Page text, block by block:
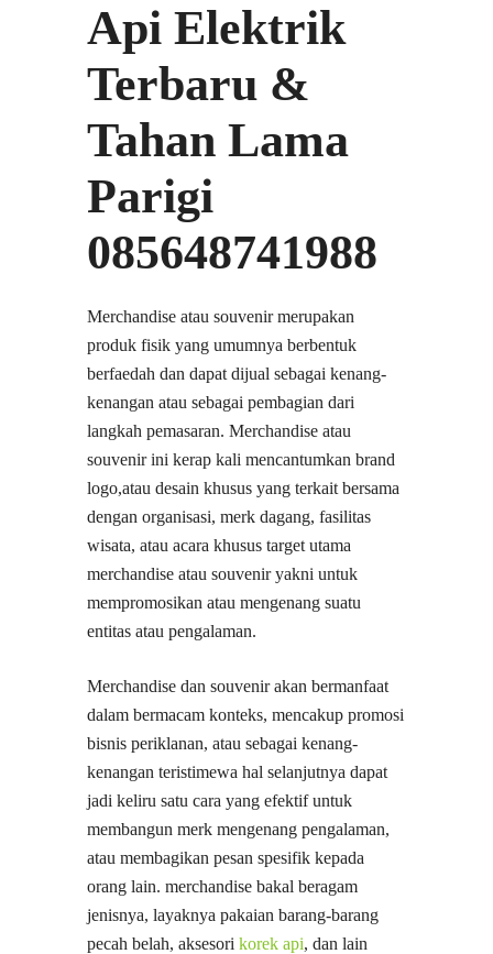
Api Elektrik
Terbaru &
Tahan Lama
Parigi
085648741988
Merchandise atau souvenir merupakan
produk fisik yang umumnya berbentuk
berfaedah dan dapat dijual sebagai kenang-
kenangan atau sebagai pembagian dari
langkah pemasaran. Merchandise atau
souvenir ini kerap kali mencantumkan brand
logo,atau desain khusus yang terkait bersama
dengan organisasi, merk dagang, fasilitas
wisata, atau acara khusus target utama
merchandise atau souvenir yakni untuk
mempromosikan atau mengenang suatu
entitas atau pengalaman.
Merchandise dan souvenir akan bermanfaat
dalam bermacam konteks, mencakup promosi
bisnis periklanan, atau sebagai kenang-
kenangan teristimewa hal selanjutnya dapat
jadi keliru satu cara yang efektif untuk
membangun merk mengenang pengalaman,
atau membagikan pesan spesifik kepada
orang lain. merchandise bakal beragam
jenisnya, layaknya pakaian barang-barang
pecah belah, aksesori korek api, dan lain